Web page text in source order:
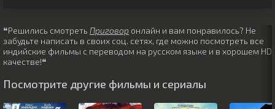
❝Решились смотреть Приговор онлайн и вам понравилось? Не
забудьте написать в своих соц. сетях, где можно посмотреть все
индийские фильмы с переводом на русском языке и в хорошем HD
качестве!❝
Посмотрите другие фильмы и сериалы